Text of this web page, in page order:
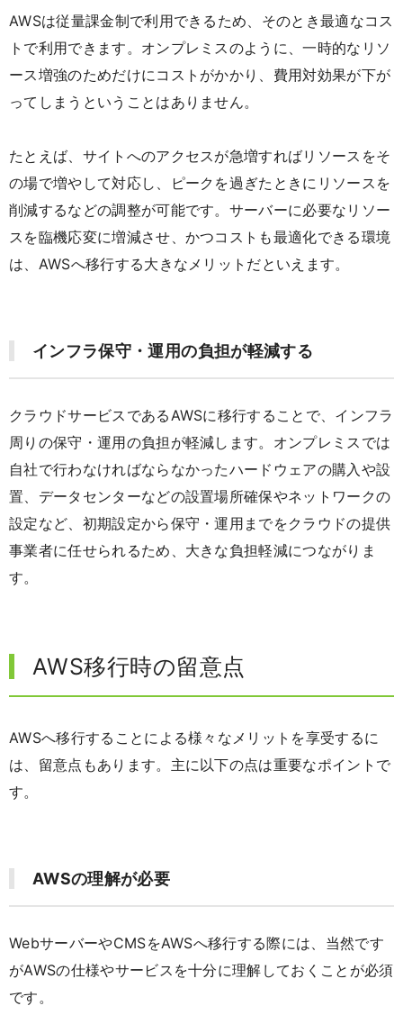
AWSは従量課金制で利用できるため、そのとき最適なコス
トで利用できます。オンプレミスのように、一時的なリソ
ース増強のためだけにコストがかかり、費用対効果が下が
ってしまうということはありません。
たとえば、サイトへのアクセスが急増すればリソースをそ
の場で増やして対応し、ピークを過ぎたときにリソースを
削減するなどの調整が可能です。サーバーに必要なリソー
スを臨機応変に増減させ、かつコストも最適化できる環境
は、AWSへ移行する大きなメリットだといえます。
インフラ保守・運用の負担が軽減する
クラウドサービスであるAWSに移行することで、インフラ
周りの保守・運用の負担が軽減します。オンプレミスでは
自社で行わなければならなかったハードウェアの購入や設
置、データセンターなどの設置場所確保やネットワークの
設定など、初期設定から保守・運用までをクラウドの提供
事業者に任せられるため、大きな負担軽減につながりま
す。
AWS移行時の留意点
AWSへ移行することによる様々なメリットを享受するに
は、留意点もあります。主に以下の点は重要なポイントで
す。
AWSの理解が必要
WebサーバーやCMSをAWSへ移行する際には、当然です
がAWSの仕様やサービスを十分に理解しておくことが必須
です。